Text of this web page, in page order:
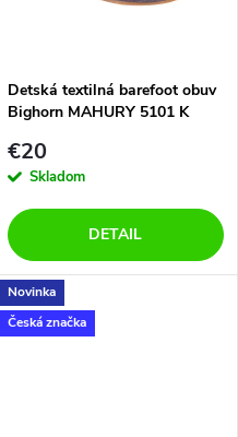
Detská textilná barefoot obuv
Bighorn MAHURY 5101 K
€20
Skladom
DETAIL
Novinka
Česká značka